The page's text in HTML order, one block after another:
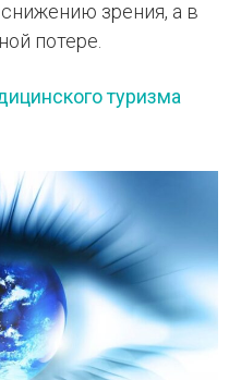
зрения, а в
потере.
туризма